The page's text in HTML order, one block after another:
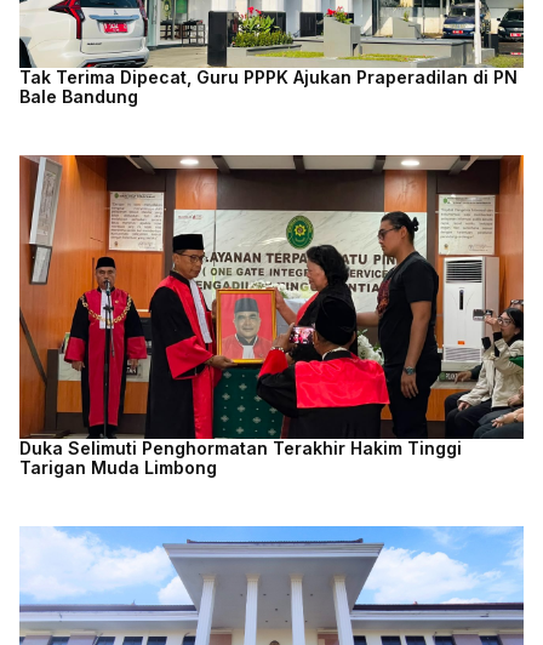
Tak Terima Dipecat, Guru PPPK Ajukan Praperadilan di PN
Bale Bandung
Duka Selimuti Penghormatan Terakhir Hakim Tinggi
Tarigan Muda Limbong